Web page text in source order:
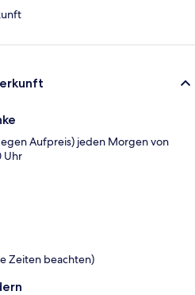
Aufpreis) jeden Morgen von
Uhr
Zeiten beachten)